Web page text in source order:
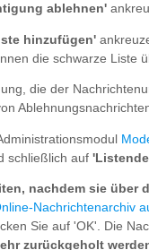
ablehnen'
hinzufügen'
die schwarze Liste
die der
schließlich auf
nachdem sie über
Nachrichtenarchiv
Sie auf 'OK'. Die
zurückgeholt